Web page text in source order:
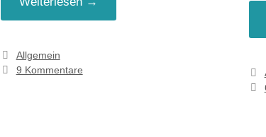
Kategorien
Allgemein
9 Kommentare